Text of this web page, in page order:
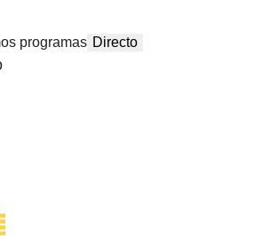
programas Directo